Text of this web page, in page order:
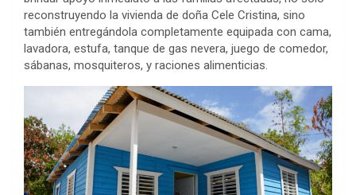
reconstruyendo la vivienda de doña Cele Cristina, sino
también entregándola completamente equipada con cama,
lavadora, estufa, tanque de gas nevera, juego de comedor,
sábanas, mosquiteros, y raciones alimenticias.